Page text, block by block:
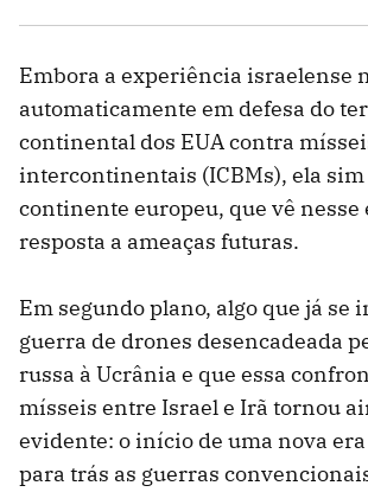
Embora a experiência israelense
automaticamente em defesa do
continental dos EUA contra
intercontinentais (ICBMs), ela sim
continente europeu, que vê nesse
resposta a ameaças futuras.
Em segundo plano, algo que já se
guerra de drones desencadeada
russa à Ucrânia e que essa
mísseis entre Israel e Irã tornou
evidente: o início de uma nova
para trás as guerras